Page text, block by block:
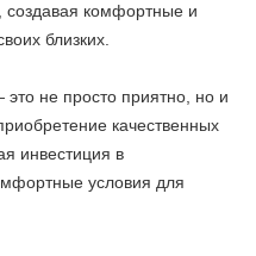
создавая комфортные и
близких.
не просто приятно, но и
качественных
инвестиция в
условия для